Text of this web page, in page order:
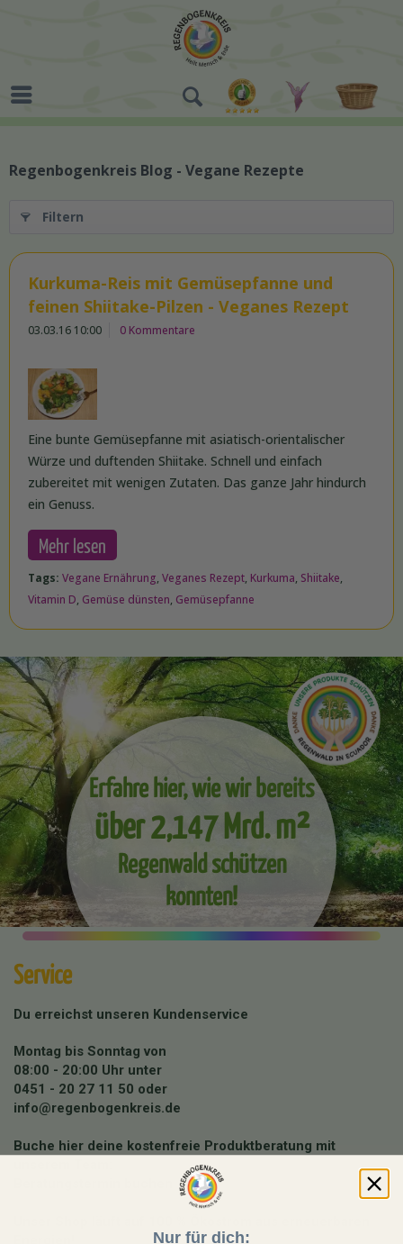
Regenbogenkreis Blog - Vegane Rezepte
Filtern
Kurkuma-Reis mit Gemüsepfanne und
feinen Shiitake-Pilzen - Veganes Rezept
03.03.16 10:00 0 Kommentare
Eine bunte Gemüsepfanne mit asiatisch-orientalischer
Würze und duftenden Shiitake. Schnell und einfach
zubereitet mit wenigen Zutaten. Das ganze Jahr hindurch
ein Genuss.
Mehr lesen
Tags: Vegane Ernährung, Veganes Rezept, Kurkuma, Shiitake,
Vitamin D, Gemüse dünsten, Gemüsepfanne
Erfahre hier, wie wir bereits
über 2,147 Mrd. m²
Regenwald schützen
konnten!
Service
Du erreichst unseren Kundenservice
Montag bis Sonntag von
08:00 - 20:00 Uhr unter
0451 - 20 27 11 50 oder
info@regenbogenkreis.de
Buche hier deine kostenfreie Produktberatung mit
Nur für dich: